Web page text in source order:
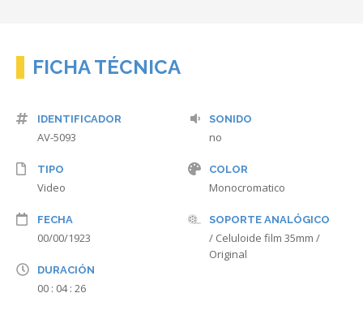
FICHA TÉCNICA
IDENTIFICADOR
AV-5093
TIPO
Video
FECHA
00/00/1923
DURACIÓN
00 : 04 : 26
SONIDO
no
COLOR
Monocromatico
SOPORTE ANALÓGICO
/ Celuloide film 35mm /
Original